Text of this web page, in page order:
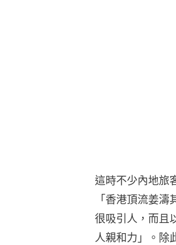
這時不少內地旅
「香港頂流姜
很吸引人，而且
人親和力」。除